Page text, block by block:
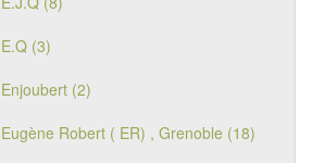
E.Q (3)
Enjoubert (2)
Eugène Robert ( ER) , Grenoble (18)